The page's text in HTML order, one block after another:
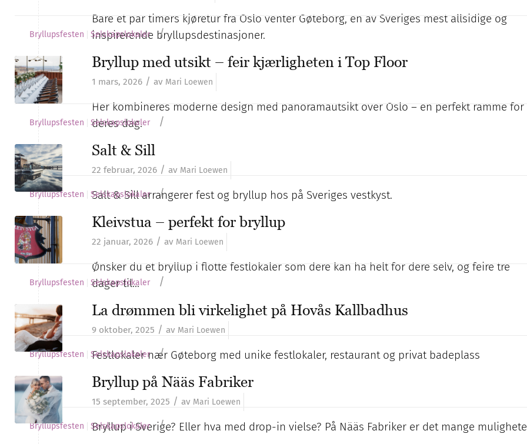
Bare et par timers kjøretur fra Oslo venter Gøteborg, en av Sveriges mest allsidige og
inspirerende bryllupsdestinasjoner.
Bryllupsfesten Selskapslokaler /
Bryllup med utsikt – feir kjærligheten i Top Floor
1 mars, 2026 / av Mari Loewen
Her kombineres moderne design med panoramautsikt over Oslo – en perfekt ramme for
deres dag.
Bryllupsfesten Selskapslokaler /
Salt & Sill
22 februar, 2026 / av Mari Loewen
Salt & Sill arrangerer fest og bryllup hos på Sveriges vestkyst.
Bryllupsfesten Selskapslokaler /
Kleivstua – perfekt for bryllup
22 januar, 2026 / av Mari Loewen
Ønsker du et bryllup i flotte festlokaler som dere kan ha helt for dere selv, og feire tre
dager til…
Bryllupsfesten Selskapslokaler /
La drømmen bli virkelighet på Hovås Kallbadhus
9 oktober, 2025 / av Mari Loewen
Festlokaler nær Gøteborg med unike festlokaler, restaurant og privat badeplass
Bryllupsfesten Selskapslokaler /
Bryllup på Nääs Fabriker
15 september, 2025 / av Mari Loewen
Bryllup i Sverige? Eller hva med drop-in vielse? På Nääs Fabriker er det mange
Bryllupsfesten Selskapslokaler /